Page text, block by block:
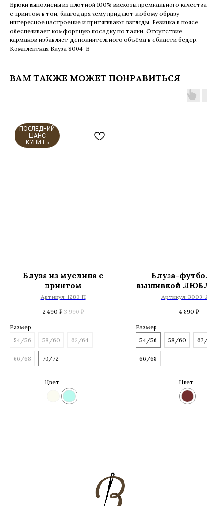
Брюки выполнены из плотной 100% вискозы премиального качества
с принтом в тон, благодаря чему придают любому образу
интересное настроение и притягивают взгляды. Резинка в поясе
обеспечивает комфортную посадку по талии. Отсутствие
карманов избавляет дополнительного объёма в области бёдер.
Комплектная Блуза 8004-В
ВАМ ТАКЖЕ МОЖЕТ ПОНРАВИТЬСЯ
ПОСЛЕДНИЙ
ШАНС
КУПИТЬ
Блуза из муслина с
принтом
Артикул: 1280 П
2 490 ₽ 3 990 ₽
Размер
54/56
58/60 62/64
66/68 70/72
Цвет
Блуза-
вышивкой
Артикул: 3003-ЛЮ
4 890 ₽
Размер
54/56
58/60 62/64
66/68
Цвет